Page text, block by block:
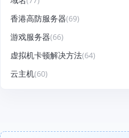
香港高防服务器(69)
游戏服务器(66)
虚拟机卡顿解决方法(64)
云主机(60)